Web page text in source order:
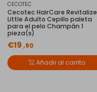
CECOTEC
Cecotec HairCare Revitalize
Little Adulto Cepillo paleta
para el pelo Champán 1
pieza(s)
€19 ,90
Añadir al carrito